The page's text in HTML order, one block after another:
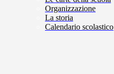
Organizzazione
La storia
Calendario scolastico